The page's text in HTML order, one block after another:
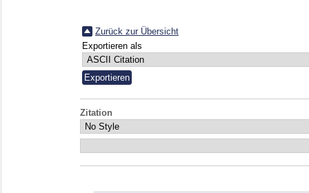
Zurück zur Übersicht
Exportieren als
Zitation